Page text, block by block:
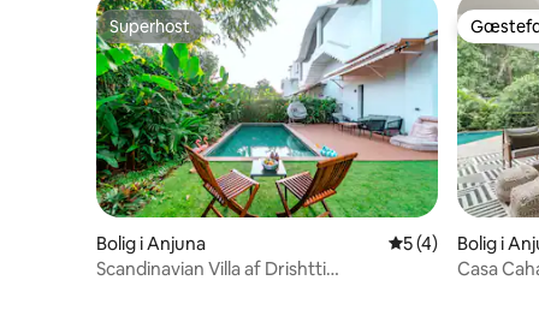
Superhost
Superhost
Bolig i Anjuna 5 ud af 5 i
5 (4)
Scandinavian Villa af Drishtti
Bolig i
Casa